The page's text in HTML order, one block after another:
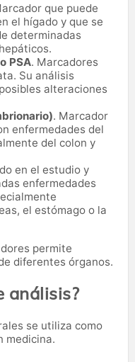
que puede
el hígado y que se
determinadas
PSA. Marcadores
Su análisis
alteraciones
. Marcador
enfermedades del
del colon y
en el estudio y
enfermedades
el estómago o la
permite
diferentes órganos.
análisis?
se utiliza como
medicina.